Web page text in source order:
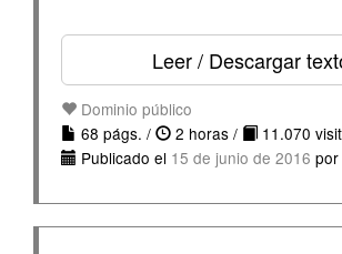
Leer / Descargar
Dominio público
68 págs. /
2 horas /
11.070
Publicado el 15 de junio de 2016 por